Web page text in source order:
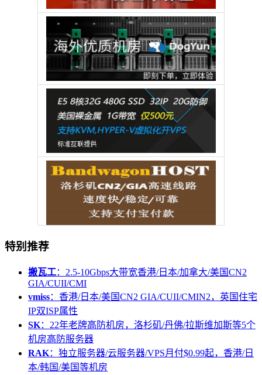
特别推荐
搬瓦工：2.5-10Gbps大带宽香港/日本/加拿大/美国CN2
GIA/CUII/CMI
vmiss：香港/日本/美国CN2 GIA/CUII/CMIN2，英国住宅
IP双ISP属性
SK：22年老牌高防机房，洛杉矶/丹佛/拉斯维加斯等5个
机房高防服务器
RAK：独立服务器/云服务器/VPS月付$0.99起，香港/日
本/韩国/美国等机房